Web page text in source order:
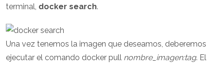
terminal, docker search.
Una vez tenemos la imagen que deseamos, deberemos
ejecutar el comando docker pull nombre_imagen:tag. El